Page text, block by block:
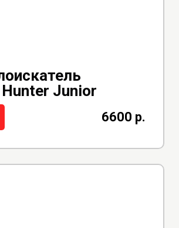
Junior
6600 р.